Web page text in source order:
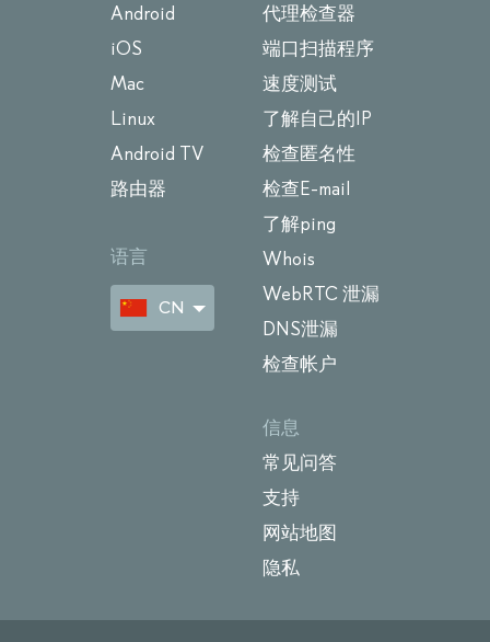
Android
iOS
Mac
Linux
Android TV
路由器
语言
CN
代理检查器
端口扫描程序
速度测试
了解自己的IP
检查匿名性
检查E-mail
了解ping
Whois
WebRTC 泄漏
DNS泄漏
检查帐户
信息
常见问答
支持
网站地图
隐私